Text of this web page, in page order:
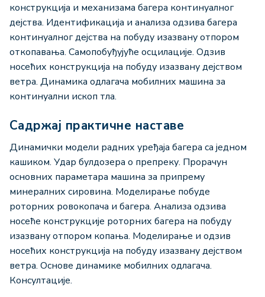
конструкција и механизама багера континуалног
дејства. Идентификација и анализа одзива багера
континуалног дејства на побуду изазвану отпором
откопавања. Самопобуђујуће осцилације. Одзив
носећих конструкција на побуду изазвану дејством
ветра. Динамика одлагача мобилних машина за
континуални ископ тла.
Садржај практичне наставе
Динамички модели радних уређаја багера са једном
кашиком. Удар булдозера о препреку. Прорачун
основних параметара машина за припрему
минералних сировина. Моделирање побуде
роторних ровокопача и багера. Анализа одзива
носеће конструкције роторних багера на побуду
изазвану отпором копања. Моделирање и одзив
носећих конструкција на побуду изазвану дејством
ветра. Основе динамике мобилних одлагача.
Консултације.